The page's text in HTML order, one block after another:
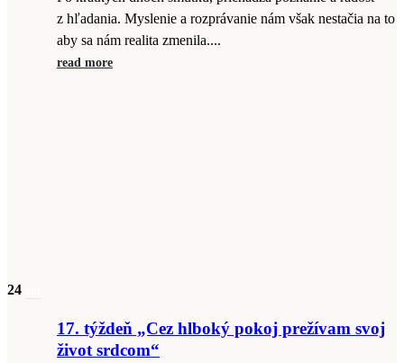
z hľadania. Myslenie a rozprávanie nám však nestačia na to
aby sa nám realita zmenila....
read more
24
17. týždeň „Cez hlboký pokoj prežívam svoj
život srdcom“